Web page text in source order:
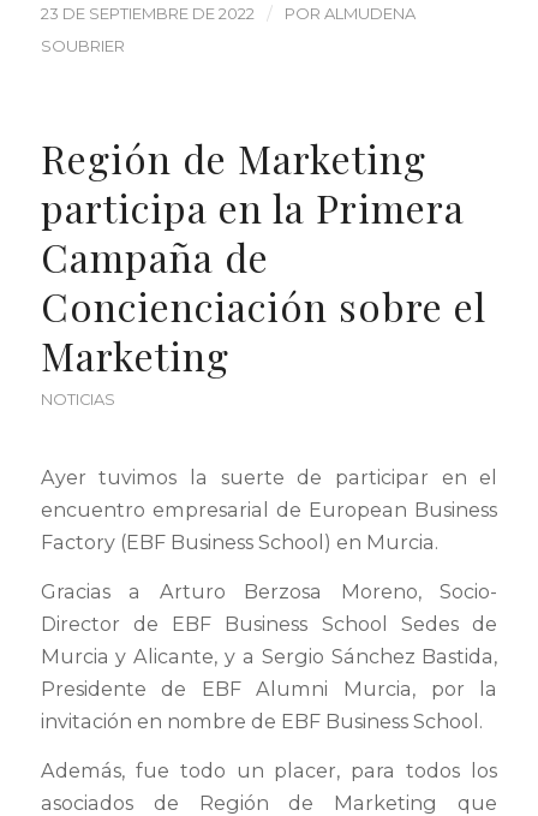
23 DE SEPTIEMBRE DE 2022 / POR ALMUDENA
SOUBRIER
Región de Marketing
participa en la Primera
Campaña de
Concienciación sobre el
Marketing
NOTICIAS
Ayer tuvimos la suerte de participar en el
encuentro empresarial de European Business
Factory (EBF Business School) en Murcia.
Gracias a Arturo Berzosa Moreno, Socio-
Director de EBF Business School Sedes de
Murcia y Alicante, y a Sergio Sánchez Bastida,
Presidente de EBF Alumni Murcia, por la
invitación en nombre de EBF Business School.
Además, fue todo un placer, para todos los
asociados de Región de Marketing que